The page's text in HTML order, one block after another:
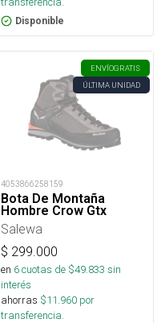
Disponible
ENVÍOGRATIS
ÚLTIMA UNIDAD
4053866258159
Bota De Montaña
Hombre Crow Gtx
Salewa
$ 299.000
en 6cuotas de $49.833 sin
interés
ahorras $11.960 por
transferencia.